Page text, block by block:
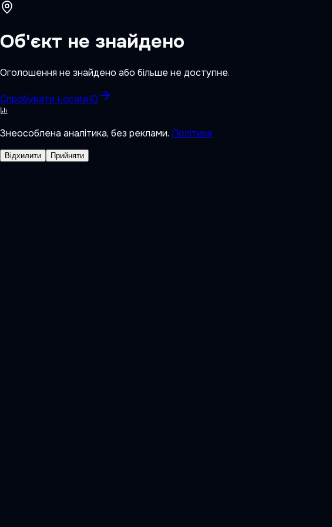
Об'єкт не знайдено
Оголошення не знайдено або більше не доступне.
Спробувати LocateIQ
Знеособлена аналітика, без реклами. Політика
Відхилити Прийняти